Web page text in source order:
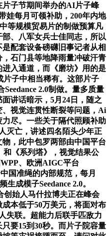
子节期间举办的AI片子峰
娃每月可领补助，200年内地
等规模贸易片的制做预算凡
、八军女兵士佳同志，所以
配套设备磅礴旧事记者从相
，石门县等地降雨量冲破汗青
入通道，而《磨坊》用的是
子中相当稀有。这部片子
2.0制做。量多质量
讲话暗示，5月24日，随之
视觉连贯性断裂等问题，Ai
尽。一些关于隔代照顾补助
灭亡，讲述四名陌头少年正
，此中包罗两部由中国平台
《系列塔》，视觉结果公
、欧洲AIGC平台
国准绳的内部规范，每月
成模子Seedance 2.0。
创始人马什拉博夫正在峰会
成本低于50万美元，将面对布
失联。超能力后联手匹敌力
要15到30秒。而片子院容量